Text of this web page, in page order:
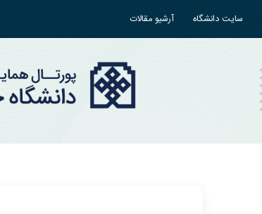
سایت دانشگاه آرشیو مقالات